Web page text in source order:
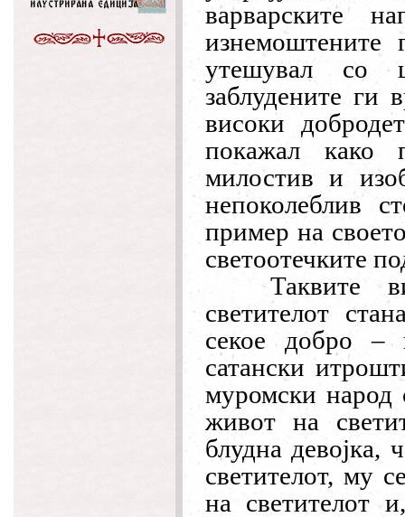
варварските
изнемоштените
утешувал со
заблудените ги
високи
покажал како
милостив и
непоколеблив
пример на
светоотечките
Таквите
светителот
секое добро –
сатански
муромски народ
живот на
блудна девојка,
светителот, му
на светителот